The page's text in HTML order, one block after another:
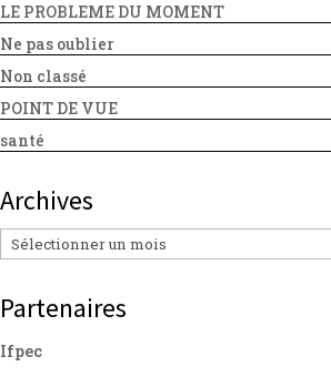
LE PROBLEME DU MOMENT
Ne pas oublier
Non classé
POINT DE VUE
santé
Archives
Archives
Partenaires
Ifpec